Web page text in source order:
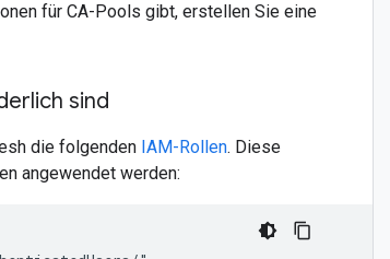
für CA-Pools gibt, erstellen Sie eine
sind
die folgenden IAM-Rollen. Diese
angewendet werden: